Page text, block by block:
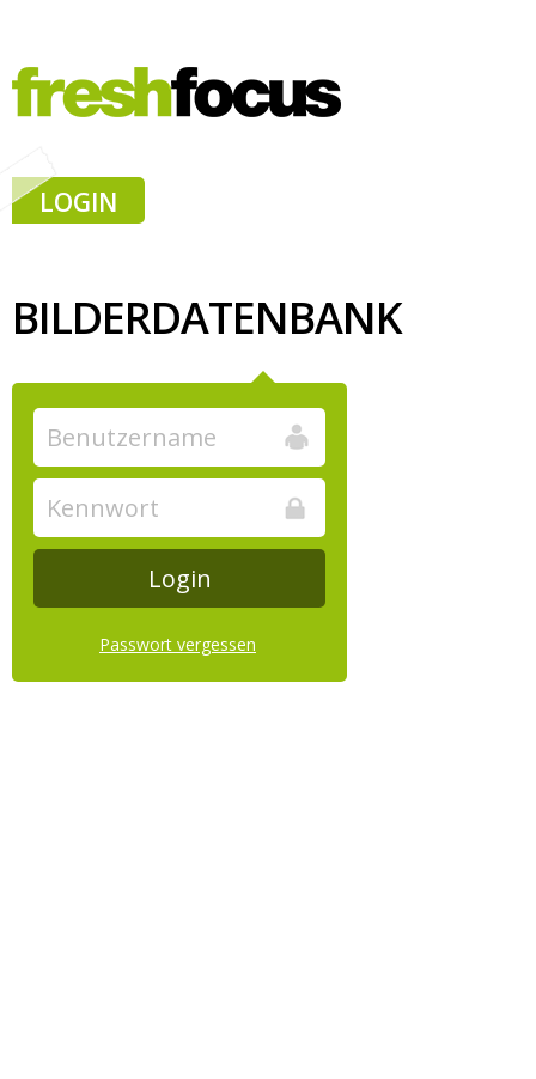
LOGIN
BILDERDATENBANK
Passwort vergessen